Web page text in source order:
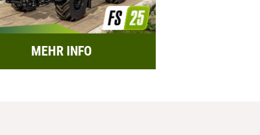
MEHR INFO